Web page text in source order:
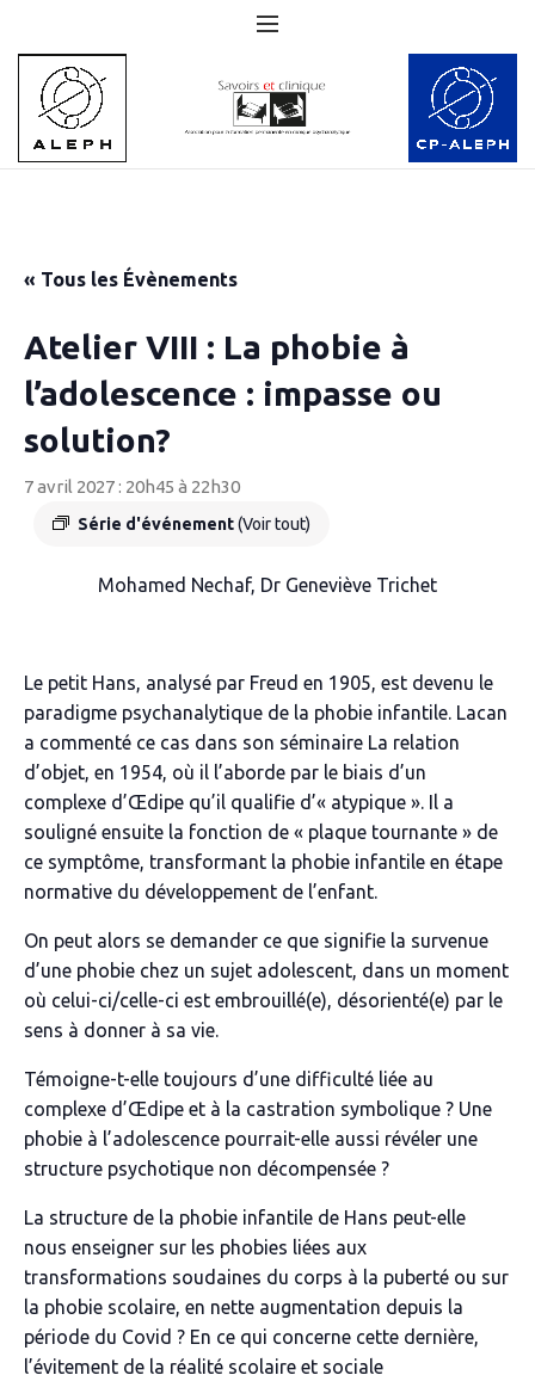
« Tous les Évènements
Atelier VIII : La phobie à
l’adolescence : impasse ou
solution?
7 avril 2027 : 20h45 à 22h30
Série d'événement(Voir tout)
Mohamed Nechaf, Dr Geneviève Trichet
Le petit Hans, analysé par Freud en 1905, est devenu le
paradigme psychanalytique de la phobie infantile. Lacan
a commenté ce cas dans son séminaire La relation
d’objet, en 1954, où il l’aborde par le biais d’un
complexe d’Œdipe qu’il qualifie d’« atypique ». Il a
souligné ensuite la fonction de « plaque tournante » de
ce symptôme, transformant la phobie infantile en étape
normative du développement de l’enfant.
On peut alors se demander ce que signifie la survenue
d’une phobie chez un sujet adolescent, dans un moment
où celui-ci/celle-ci est embrouillé(e), désorienté(e) par le
sens à donner à sa vie.
Témoigne-t-elle toujours d’une difficulté liée au
complexe d’Œdipe et à la castration symbolique ? Une
phobie à l’adolescence pourrait-elle aussi révéler une
structure psychotique non décompensée ?
La structure de la phobie infantile de Hans peut-elle
nous enseigner sur les phobies liées aux
transformations soudaines du corps à la puberté ou sur
la phobie scolaire, en nette augmentation depuis la
période du Covid ? En ce qui concerne cette dernière,
l’évitement de la réalité scolaire et sociale